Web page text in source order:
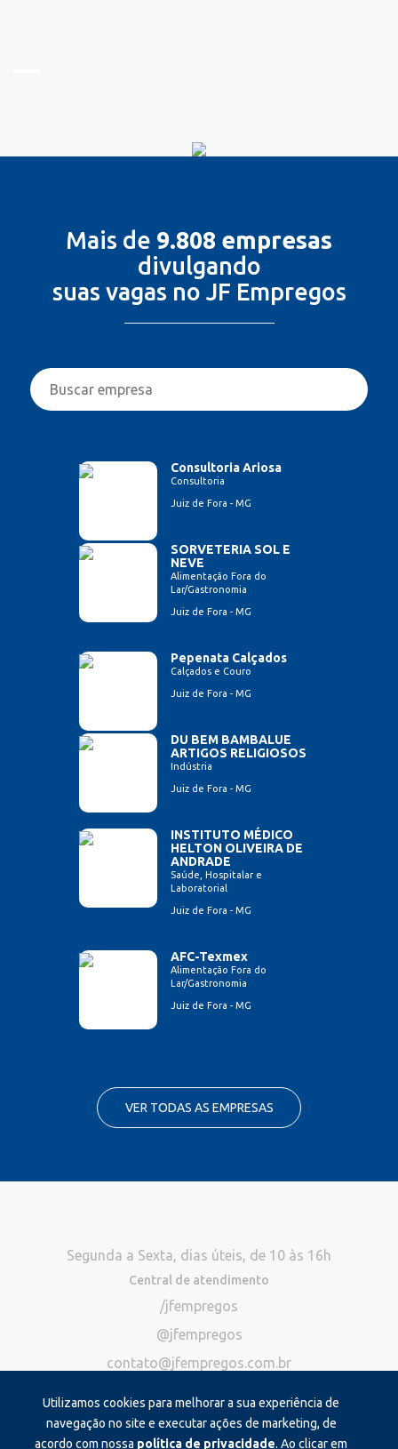
Mais de 9.808 empresas
divulgando
suas vagas no JF Empregos
Consultoria Ariosa
Consultoria
Juiz de Fora - MG
SORVETERIA SOL E
NEVE
Alimentação Fora do
Lar/Gastronomia
Juiz de Fora - MG
Pepenata Calçados
Calçados e Couro
Juiz de Fora - MG
DU BEM BAMBALUE
ARTIGOS RELIGIOSOS
Indústria
Juiz de Fora - MG
INSTITUTO MÉDICO
HELTON OLIVEIRA DE
ANDRADE
Saúde, Hospitalar e
Laboratorial
Juiz de Fora - MG
AFC-Texmex
Alimentação Fora do
Lar/Gastronomia
Juiz de Fora - MG
VER TODAS AS EMPRESAS
Utilizamos cookies para melhorar a sua experiência de
navegação no site e executar ações de marketing, de
acordo com nossa política de privacidade. Ao clicar em
Segunda a Sexta, dias úteis, de 10 às 16h
Central de atendimento
/jfempregos
@jfempregos
contato@jfempregos.com.br
Publicidade
*Exclusivo para atendimento via chat. Não atendemos ligações neste